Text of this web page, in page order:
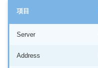
項目
Server
Address